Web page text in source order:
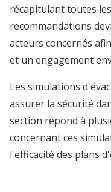
récapitulant toutes
recommandations
acteurs concernés
et un engagement
Les simulations
assurer la sécurité
section répond à
concernant ces
l'efficacité des plans